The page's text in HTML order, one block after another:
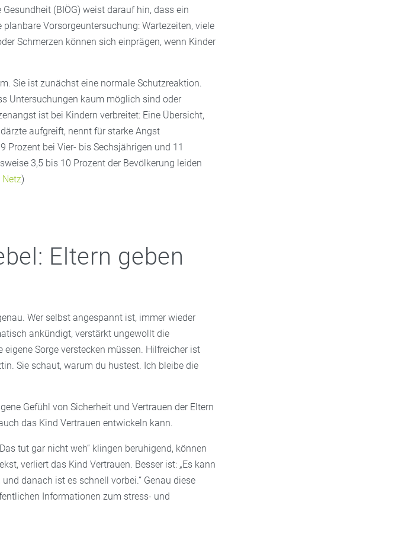
(BIÖG) weist darauf hin, dass ein
Vorsorgeuntersuchung: Wartezeiten, viele
Schmerzen können sich einprägen, wenn Kinder
Sie ist zunächst eine normale Schutzreaktion.
Untersuchungen kaum möglich sind oder
ist bei Kindern verbreitet: Eine Übersicht,
aufgreift, nennt für starke Angst
Prozent bei Vier- bis Sechsjährigen und 11
3,5 bis 10 Prozent der Bevölkerung leiden
Netz)
Eltern geben
Wer selbst angespannt ist, immer wieder
ankündigt, verstärkt ungewollt die
Sorge verstecken müssen. Hilfreicher ist
Sie schaut, warum du hustest. Ich bleibe die
Gefühl von Sicherheit und Vertrauen der Eltern
das Kind Vertrauen entwickeln kann.
tut gar nicht weh“ klingen beruhigend, können
verliert das Kind Vertrauen. Besser ist: „Es kann
danach ist es schnell vorbei.“ Genau diese
Informationen zum stress- und